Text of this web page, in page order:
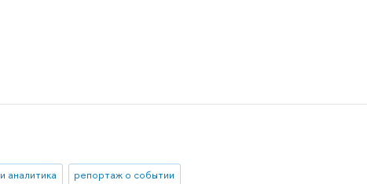
аналитика репортаж о событии